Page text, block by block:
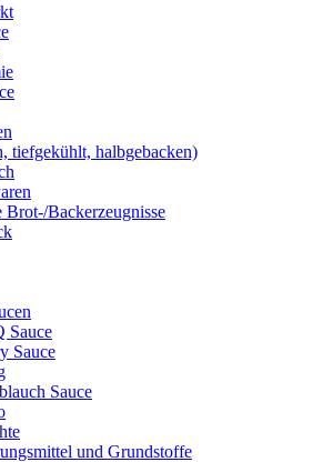
tiefgekühlt, halbgebacken)
Brot-/Backerzeugnisse
Sauce
Sauce
Sauce
und Grundstoffe